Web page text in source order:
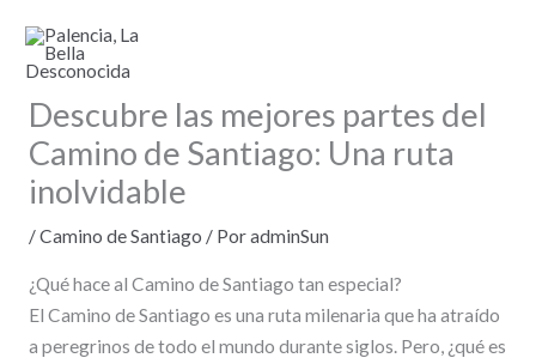
contenido
Descubre las mejores partes del
Camino de Santiago: Una ruta
inolvidable
/Camino de Santiago / PoradminSun
¿Qué hace al Camino de Santiago tan especial?
El Camino de Santiago es una ruta milenaria que ha atraído
a peregrinos de todo el mundo durante siglos. Pero, ¿qué es